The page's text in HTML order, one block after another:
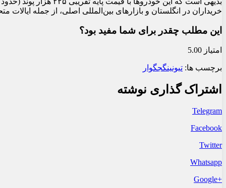
خریداران در انگلستان و بازارهای بین‌المللی اصلی، از جمله ایالات
این مطلب چقدر برای شما مفید بود؟
امتیاز 5.00
برچسب ها: تیونینگجگوار
اشتراک گذاری نوشته
Telegram
Facebook
Twitter
Whatsapp
+Google